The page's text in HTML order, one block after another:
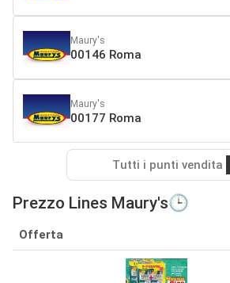
Maury's
00146 Roma
Maury's
00177 Roma
Tutti i punti vendita
Prezzo Lines Maury's🕒
Offerta